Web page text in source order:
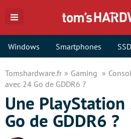
Windows Smartphones SSD
Tomshardware.fr Gaming
avec 24 Go de GDDR6 ?
Une
Go de GDDR6 ?